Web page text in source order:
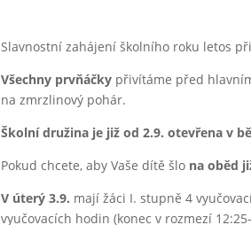
Slavnostní zahájení školního roku letos
Všechny prvňáčky přivítáme před
na zmrzlinový pohár.
Školní družina je již od 2.9. otevřena v
Pokud chcete, aby Vaše dítě šlo na oběd
V úterý 3.9. mají žáci I. stupně 4
vyučovacích hodin (konec v rozmezí